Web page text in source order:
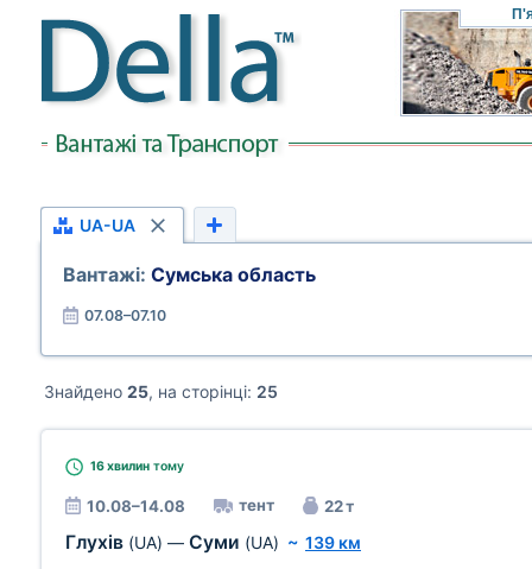
UA-UA
Вантажі: Сумська область
07.08–07.10
Знайдено 25, на сторінці: 25
16 хвилин тому
10.08–14.08 тент 22 т
Глухів (UA) — Суми (UA) ~ 139 км